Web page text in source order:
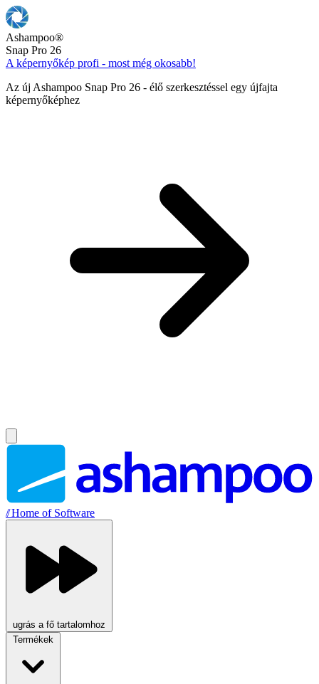
Ashampoo®
Snap Pro 26
A képernyőkép profi - most még okosabb!
Az új Ashampoo Snap Pro 26 - élő szerkesztéssel egy újfajta
képernyőképhez
//Home of Software
ugrás a fő tartalomhoz
Termékek